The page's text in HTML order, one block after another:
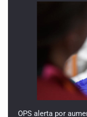
OPS alerta por